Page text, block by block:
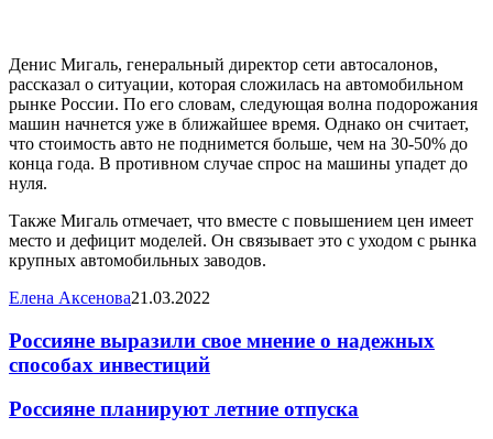
Денис Мигаль, генеральный директор сети автосалонов,
рассказал о ситуации, которая сложилась на автомобильном
рынке России. По его словам, следующая волна подорожания
машин начнется уже в ближайшее время. Однако он считает,
что стоимость авто не поднимется больше, чем на 30-50% до
конца года. В противном случае спрос на машины упадет до
нуля.
Также Мигаль отмечает, что вместе с повышением цен имеет
место и дефицит моделей. Он связывает это с уходом с рынка
крупных автомобильных заводов.
Елена Аксенова21.03.2022
Россияне выразили свое мнение о надежных
способах инвестиций
Россияне планируют летние отпуска